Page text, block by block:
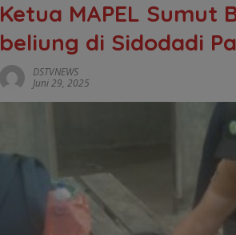
Ketua MAPEL
beliung di Sidodadi
DSTVNEWS
Juni 29, 2025